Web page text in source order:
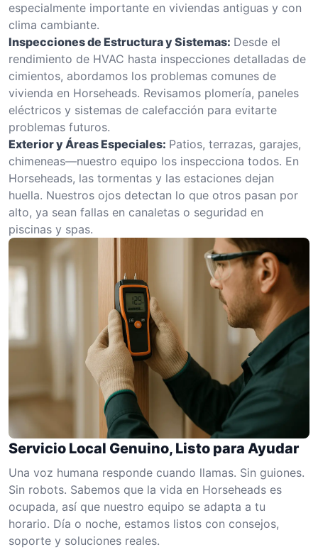
especialmente importante en viviendas antiguas y con
clima cambiante.
Inspecciones de Estructura y Sistemas: Desde el
rendimiento de HVAC hasta inspecciones detalladas de
cimientos, abordamos los problemas comunes de
vivienda en Horseheads. Revisamos plomería, paneles
eléctricos y sistemas de calefacción para evitarte
problemas futuros.
Exterior y Áreas Especiales: Patios, terrazas, garajes,
chimeneas—nuestro equipo los inspecciona todos. En
Horseheads, las tormentas y las estaciones dejan
huella. Nuestros ojos detectan lo que otros pasan por
alto, ya sean fallas en canaletas o seguridad en
piscinas y spas.
Servicio Local Genuino, Listo para Ayudar
Una voz humana responde cuando llamas. Sin guiones.
Sin robots. Sabemos que la vida en Horseheads es
ocupada, así que nuestro equipo se adapta a tu
horario. Día o noche, estamos listos con consejos,
soporte y soluciones reales.